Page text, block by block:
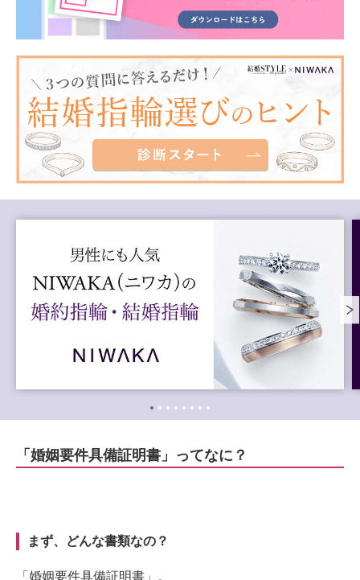
「婚姻要件具備証明書」ってなに？
まず、どんな書類なの？
「婚姻要件具備証明書」。